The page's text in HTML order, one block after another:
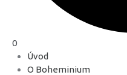
0
Úvod
O Boheminium